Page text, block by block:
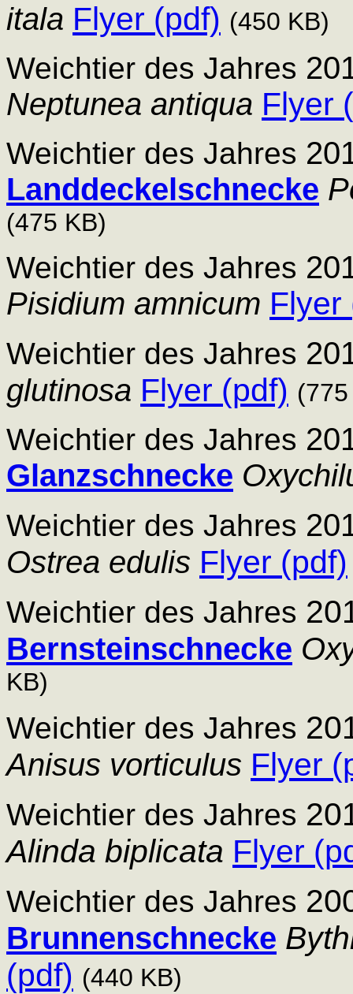
itala Flyer (pdf) (450 KB)
Weichtier des Jahres
Neptunea antiqua Flyer
Weichtier des Jahres
Landdeckelschnecke
(475 KB)
Weichtier des Jahres
Pisidium amnicum Flyer
Weichtier des Jahres
glutinosa Flyer (pdf) (7
Weichtier des Jahres
Glanzschnecke
Weichtier des Jahres
Ostrea edulis Flyer (pdf)
Weichtier des Jahres 20
Bernsteinschnecke
KB)
Weichtier des Jahres 20
Anisus vorticulus Flyer
Weichtier des Jahres 20
Alinda biplicata Flyer
Weichtier des Jahres
Brunnenschnecke
(pdf) (440 KB)